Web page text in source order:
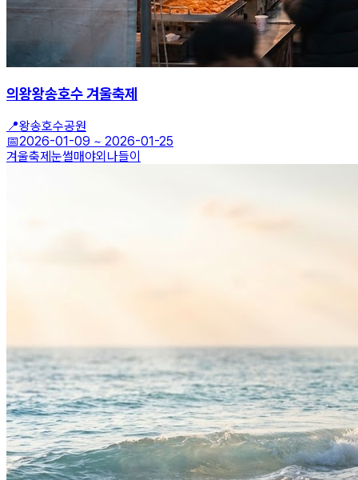
의왕왕송호수 겨울축제
📍왕송호수공원
📅2026-01-09 ~ 2026-01-25
겨울축제눈썰매야외나들이